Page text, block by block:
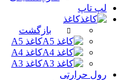
لپ تاپ
کاغذ
بازگشت
کاغذ A5
کاغذ A4
کاغذ A3
رول حرارتی